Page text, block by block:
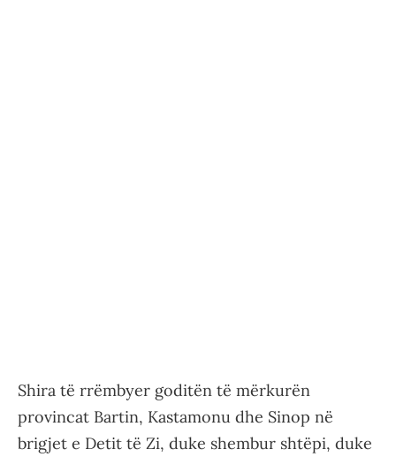
Shira të rrëmbyer goditën të mërkurën
provincat Bartin, Kastamonu dhe Sinop në
brigjet e Detit të Zi, duke shembur shtëpi, duke